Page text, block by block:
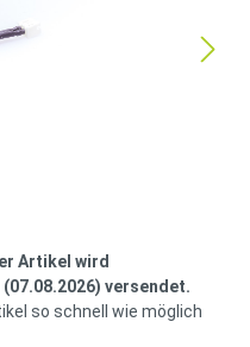
Artikel wird
versendet.
so schnell wie möglich